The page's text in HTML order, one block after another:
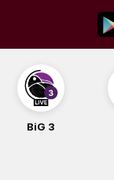
content
BiG 3